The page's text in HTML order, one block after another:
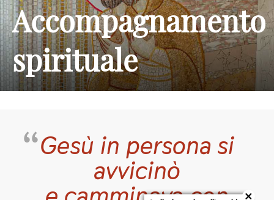
Accompagnamento
spirituale
Gesù in persona si
avvicinò